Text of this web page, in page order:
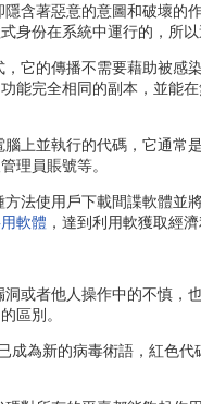
著惡意的意圖和破壞的
身份在系統中運行的，所以
的傳播不需要藉助被感
能完全相同的副本，並能
並執行的代碼，它通常
理員賬號等。
使用戶下載間諜軟體並
軟體 ，達到利用軟獲取經濟
者他人操作中的不慎，
區別。
為新的病毒術語，紅色